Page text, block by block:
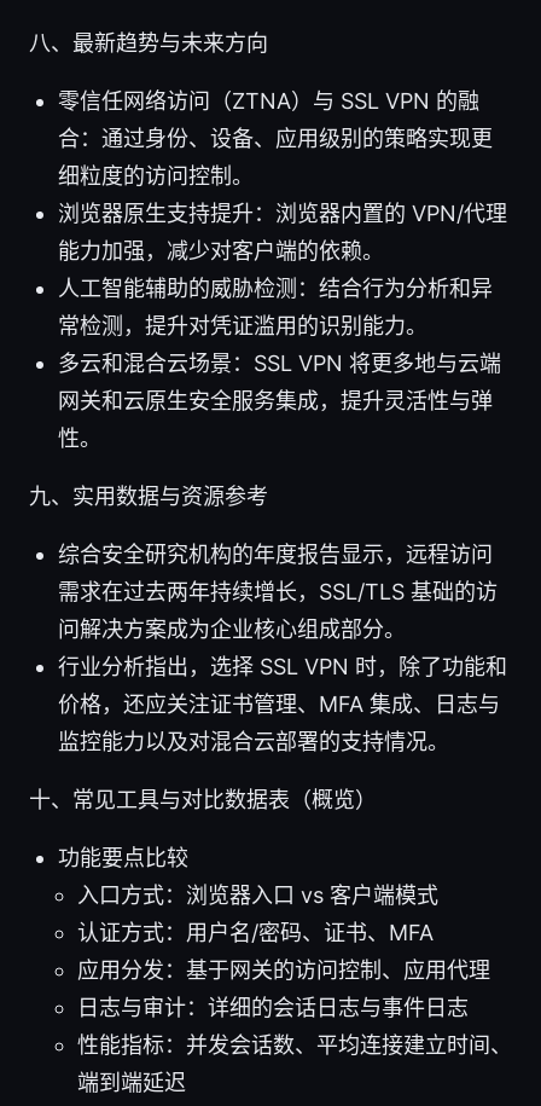
八、最新趋势与未来方向
零信任网络访问（ZTNA）与 SSL VPN 的融
合：通过身份、设备、应用级别的策略实现更
细粒度的访问控制。
浏览器原生支持提升：浏览器内置的 VPN/代理
能力加强，减少对客户端的依赖。
人工智能辅助的威胁检测：结合行为分析和异
常检测，提升对凭证滥用的识别能力。
多云和混合云场景：SSL VPN 将更多地与云端
网关和云原生安全服务集成，提升灵活性与弹
性。
九、实用数据与资源参考
综合安全研究机构的年度报告显示，远程访问
需求在过去两年持续增长，SSL/TLS 基础的访
问解决方案成为企业核心组成部分。
行业分析指出，选择 SSL VPN 时，除了功能和
价格，还应关注证书管理、MFA 集成、日志与
监控能力以及对混合云部署的支持情况。
十、常见工具与对比数据表（概览）
功能要点比较
入口方式：浏览器入口 vs 客户端模式
认证方式：用户名/密码、证书、MFA
应用分发：基于网关的访问控制、应用代理
日志与审计：详细的会话日志与事件日志
性能指标：并发会话数、平均连接建立时间、
端到端延迟